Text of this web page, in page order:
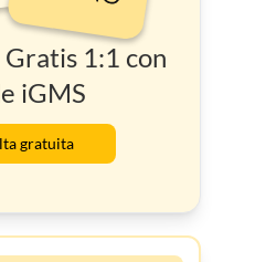
1:1 con
iGMS
gratuita